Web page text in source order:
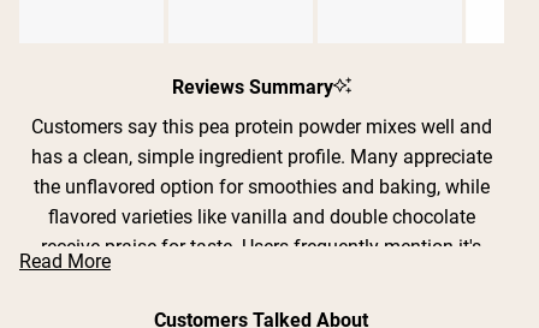
selected
Reviews Summary
Customers say this pea protein powder mixes well and
has a clean, simple ingredient profile. Many appreciate
the unflavored option for smoothies and baking, while
flavored varieties like vanilla and double chocolate
receive praise for taste. Users frequently mention it's
gentle on the stomach compared to whey protein, with
no bloating or digestive issues. The powder has a
Read More
Customers Talked About